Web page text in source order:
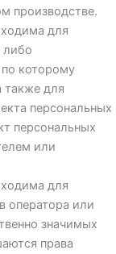
производстве.
для
либо
которому
также для
персональных
персональных
или
для
оператора или
значимых
права